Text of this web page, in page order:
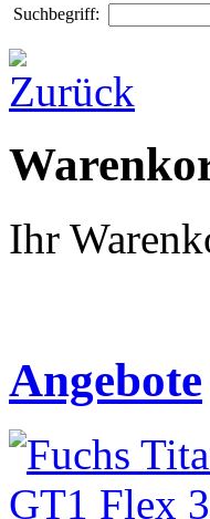
Suchbegriff:
Ihr
Angebote